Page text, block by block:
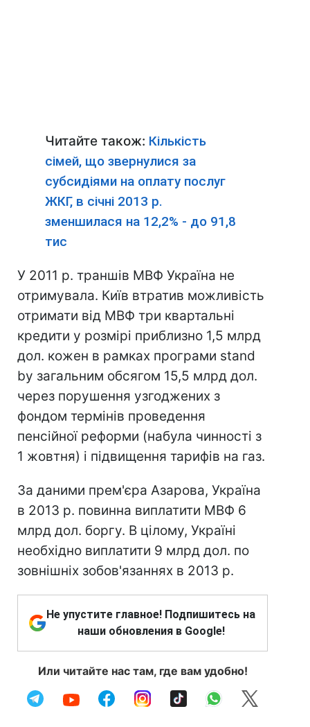
Читайте також: Кількість
сімей, що звернулися за
субсидіями на оплату послуг
ЖКГ, в січні 2013 р.
зменшилася на 12,2% - до 91,8
тис
У 2011 р. траншів МВФ Україна не
отримувала. Київ втратив можливість
отримати від МВФ три квартальні
кредити у розмірі приблизно 1,5 млрд
дол. кожен в рамках програми stand
by загальним обсягом 15,5 млрд дол.
через порушення узгоджених з
фондом термінів проведення
пенсійної реформи (набула чинності з
1 жовтня) і підвищення тарифів на газ.
За даними прем'єра Азарова, Україна
в 2013 р. повинна виплатити МВФ 6
млрд дол. боргу. В цілому, Україні
необхідно виплатити 9 млрд дол. по
зовнішніх зобов'язаннях в 2013 р.
Не упустите главное! Подпишитесь на
наши обновления в Google!
Или читайте нас там, где вам удобно!